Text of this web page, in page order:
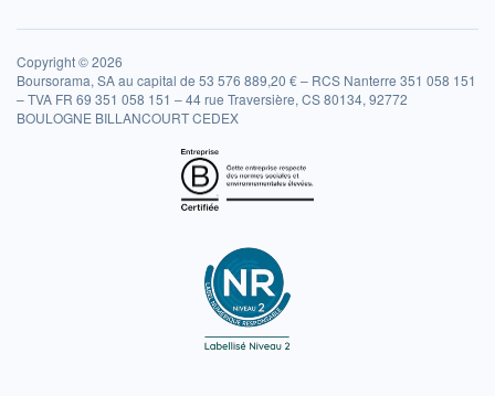
Copyright © 2026
Boursorama, SA au capital de 53 576 889,20 € – RCS Nanterre 351 058 151
– TVA FR 69 351 058 151 – 44 rue Traversière, CS 80134, 92772
BOULOGNE BILLANCOURT CEDEX